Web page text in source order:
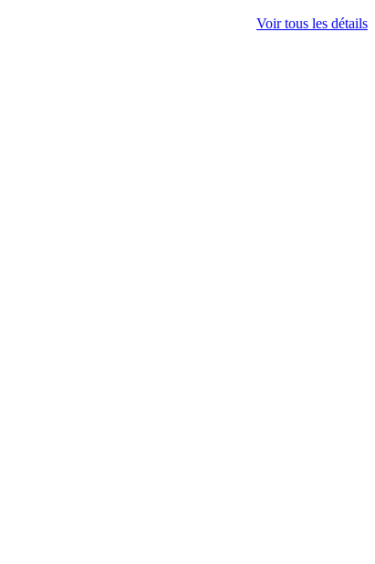
Voir tous les détails